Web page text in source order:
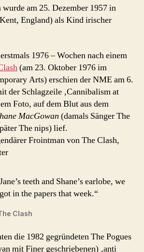
wurde am 25. Dezember 1957 in
England) als Kind irischer
1976 – Wochen nach einem
(am 23. Oktober 1976 im
Arts) erschien der NME am 6.
der Schlagzeile ‚Cannibalism at
Foto, auf dem Blut aus dem
MacGowan (damals Sänger The
The nips) lief.
Frointman von The Clash,
teeth and Shane’s earlobe, we
in the papers that week.“
Clash
die 1982 gegründeten The Pogues
mit Finer geschriebenen) ‚anti